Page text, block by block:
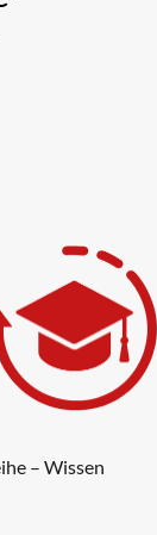
– Wissen